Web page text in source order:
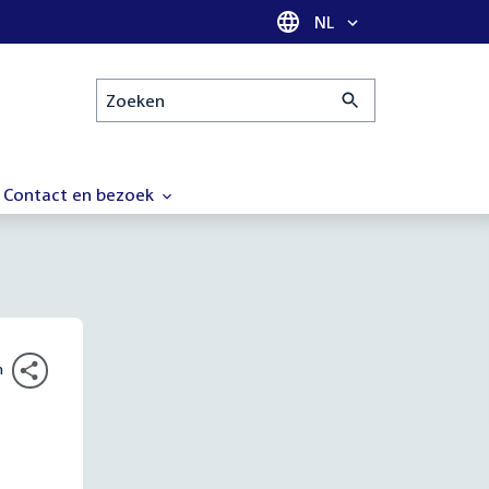
Taal selectie
NL
Zoeken
Contact en bezoek